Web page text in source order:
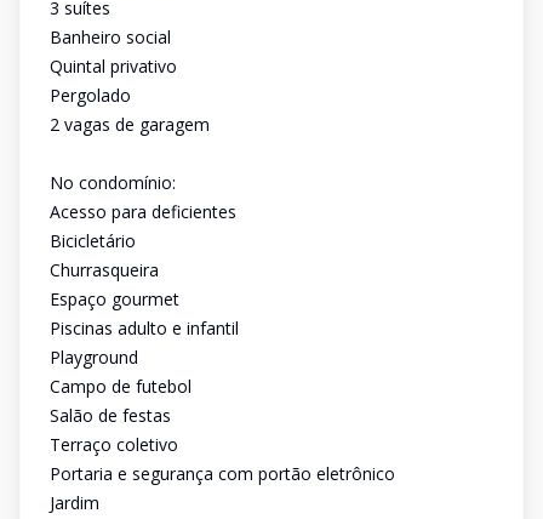
3 suítes
Banheiro social
Quintal privativo
Pergolado
2 vagas de garagem
No condomínio:
Acesso para deficientes
Bicicletário
Churrasqueira
Espaço gourmet
Piscinas adulto e infantil
Playground
Campo de futebol
Salão de festas
Terraço coletivo
Portaria e segurança com portão eletrônico
Jardim